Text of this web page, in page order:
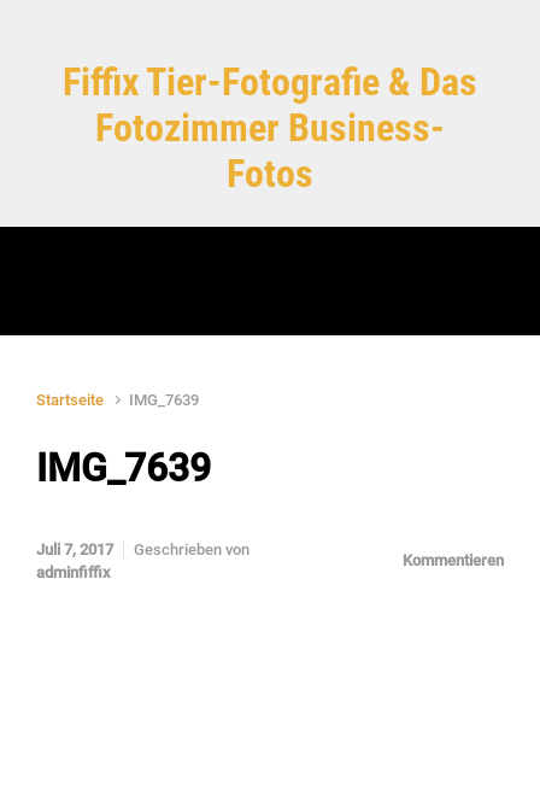
Fiffix Tier-Fotografie & Das
Fotozimmer Business-
Fotos
Startseite IMG_7639
IMG_7639
Juli 7, 2017
Geschrieben von
adminfiffix
Kommentieren